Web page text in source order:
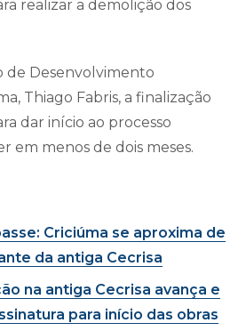
realizar a demolição dos
de Desenvolvimento
Thiago Fabris, a finalização
dar início ao processo
em menos de dois meses.
Criciúma se aproxima de
da antiga Cecrisa
na antiga Cecrisa avança e
para início das obras